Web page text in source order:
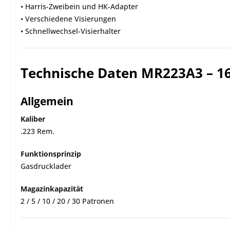
• Harris-Zweibein und HK-Adapter
• Verschiedene Visierungen
• Schnellwechsel-Visierhalter
Technische Daten MR223A3 –
Allgemein
Kaliber
.223 Rem.
Funktionsprinzip
Gasdrucklader
Magazinkapazität
2 / 5 / 10 / 20 / 30 Patronen